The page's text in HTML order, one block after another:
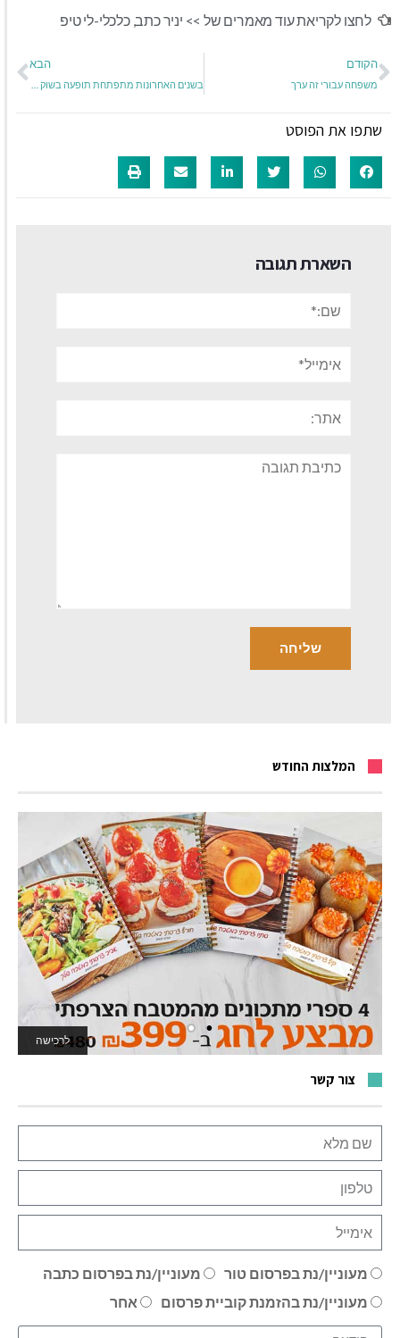
לחצו לקריאת עוד מאמרים של >> יניר כתב,כלכלי-לי טיפ
הקודם
משפחה עבורי זה ערך
הבא
שתפו את הפוסט
השארת תגובה
תגובה
המלצות החודש
לרכישה
לאתר המשחקים
צור קשר
מעוניין/נת בפרסום טור
מעוניין/נת בפרסום כתבה
מעוניין/נת בהזמנת קוביית פרסום
אחר